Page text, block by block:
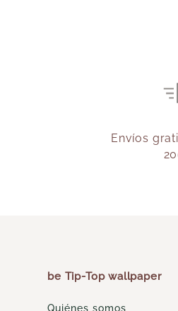
Envíos
be Tip-Top wallpaper
Quiénes somos